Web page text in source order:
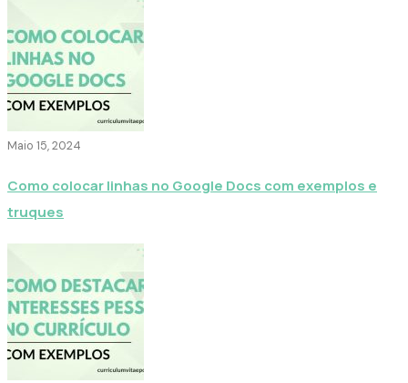
Maio 15, 2024
Como colocar linhas no Google Docs com exemplos e
truques